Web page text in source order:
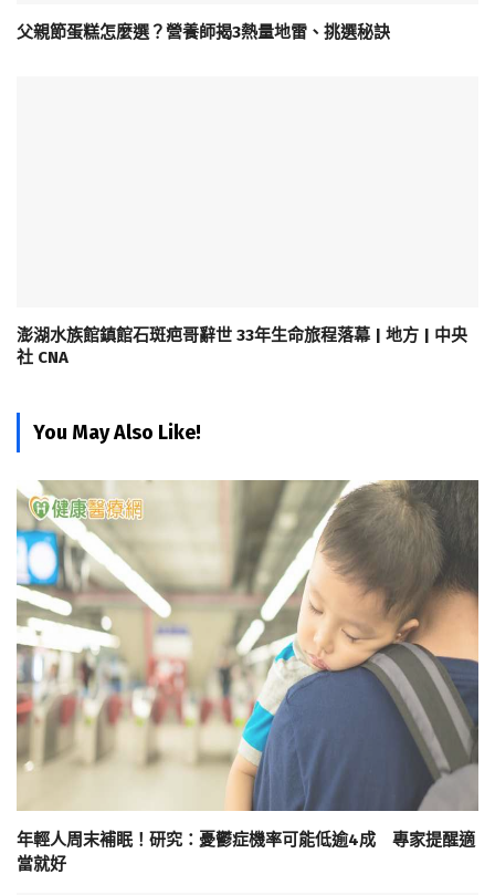
父親節蛋糕怎麼選？營養師揭3熱量地雷、挑選秘訣
澎湖水族館鎮館石斑疤哥辭世 33年生命旅程落幕 | 地方 | 中央
社 CNA
You May Also Like!
年輕人周末補眠！研究：憂鬱症機率可能低逾4成 專家提醒適
當就好